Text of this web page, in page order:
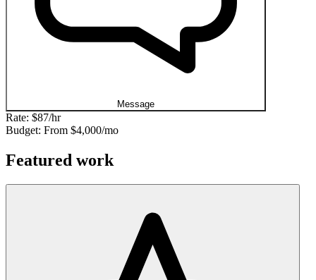
Message
Rate: $87/hr
Budget: From $4,000/mo
Featured work